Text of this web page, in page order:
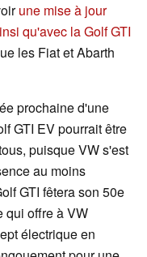
une mise à jour
qu'avec la Golf GTI
les Fiat et Abarth
prochaine d'une
GTI EV pourrait être
puisque VW s'est
au moins
GTI fêtera son 50e
qui offre à VW
électrique en